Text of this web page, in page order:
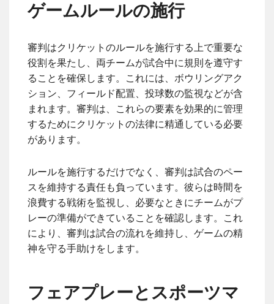
ゲームルールの施行
審判はクリケットのルールを施行する上で重要な
役割を果たし、両チームが試合中に規則を遵守す
ることを確保します。これには、ボウリングアク
ション、フィールド配置、投球数の監視などが含
まれます。審判は、これらの要素を効果的に管理
するためにクリケットの法律に精通している必要
があります。
ルールを施行するだけでなく、審判は試合のペー
スを維持する責任も負っています。彼らは時間を
浪費する戦術を監視し、必要なときにチームがプ
レーの準備ができていることを確認します。これ
により、審判は試合の流れを維持し、ゲームの精
神を守る手助けをします。
フェアプレーとスポーツマ